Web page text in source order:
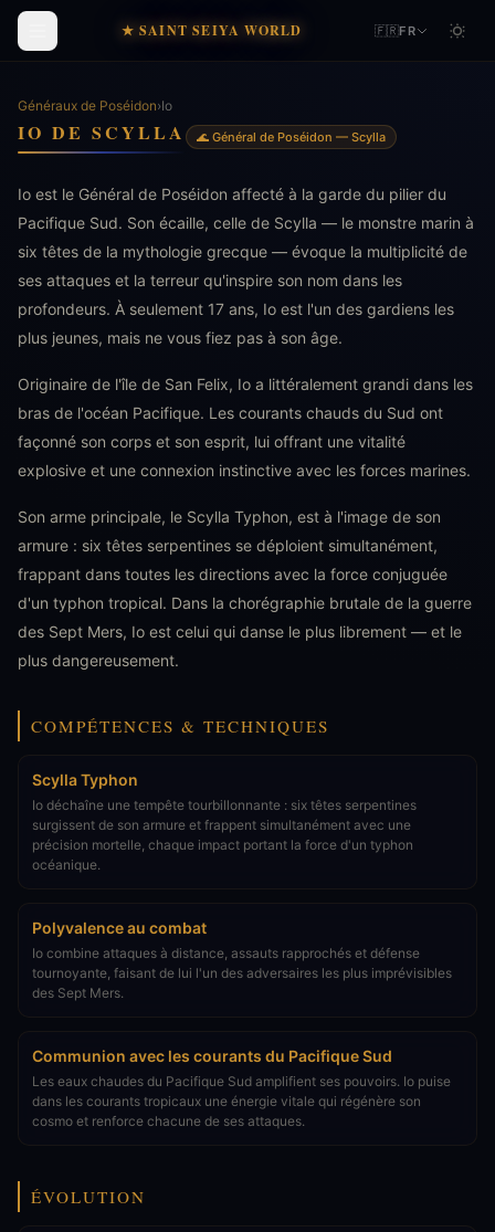
★ SAINT SEIYA WORLD 🇫🇷FR
Généraux de Poséidon›Io
IO DE SCYLLA 🌊 Général de Poséidon — Scylla
Io est le Général de Poséidon affecté à la garde du pilier du
Pacifique Sud. Son écaille, celle de Scylla — le monstre marin à
six têtes de la mythologie grecque — évoque la multiplicité de
ses attaques et la terreur qu'inspire son nom dans les
profondeurs. À seulement 17 ans, Io est l'un des gardiens les
plus jeunes, mais ne vous fiez pas à son âge.
Originaire de l'île de San Felix, Io a littéralement grandi dans les
bras de l'océan Pacifique. Les courants chauds du Sud ont
façonné son corps et son esprit, lui offrant une vitalité
explosive et une connexion instinctive avec les forces marines.
Son arme principale, le Scylla Typhon, est à l'image de son
armure : six têtes serpentines se déploient simultanément,
frappant dans toutes les directions avec la force conjuguée
d'un typhon tropical. Dans la chorégraphie brutale de la guerre
des Sept Mers, Io est celui qui danse le plus librement — et le
plus dangereusement.
COMPÉTENCES & TECHNIQUES
Scylla Typhon
Io déchaîne une tempête tourbillonnante : six têtes serpentines
surgissent de son armure et frappent simultanément avec une
précision mortelle, chaque impact portant la force d'un typhon
océanique.
Polyvalence au combat
Io combine attaques à distance, assauts rapprochés et défense
tournoyante, faisant de lui l'un des adversaires les plus imprévisibles
des Sept Mers.
Communion avec les courants du Pacifique Sud
Les eaux chaudes du Pacifique Sud amplifient ses pouvoirs. Io puise
dans les courants tropicaux une énergie vitale qui régénère son
cosmo et renforce chacune de ses attaques.
ÉVOLUTION